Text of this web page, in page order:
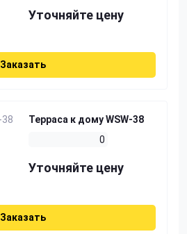
Уточняйте цену
Заказать
Терраса к дому WSW-38
0
Уточняйте цену
Заказать